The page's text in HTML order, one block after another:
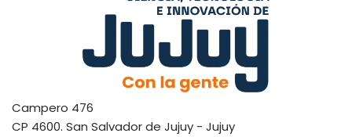
Campero 476
CP 4600. San Salvador de Jujuy - Jujuy